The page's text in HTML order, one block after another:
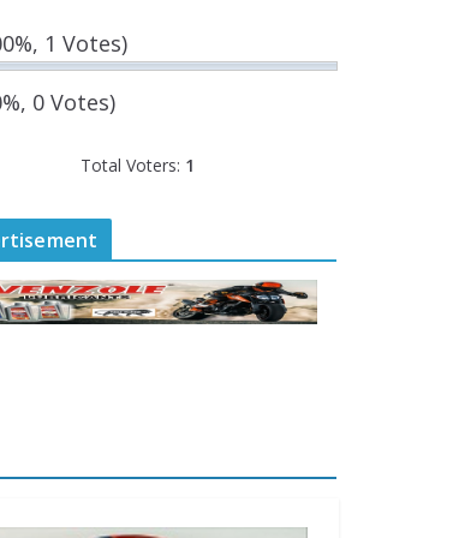
मुख्यमंत्री योगी आदित्यनाथ
1 Votes)
0 Votes)
Total Voters: 1